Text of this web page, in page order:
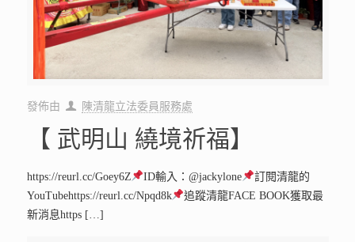
發佈由 陳清龍立法委員服務處
【 武明山 繞境祈福】
https://reurl.cc/Goey6Z ID輸入：@jackylone
訂閱清龍的
YouTubehttps://reurl.cc/Npqd8k
追蹤清龍FACE BOOK獲取最
新消息https[…]